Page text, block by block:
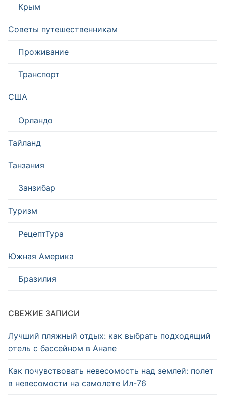
Крым
Советы путешественникам
Проживание
Транспорт
США
Орландо
Тайланд
Танзания
Занзибар
Туризм
РецептТура
Южная Америка
Бразилия
СВЕЖИЕ ЗАПИСИ
Лучший пляжный отдых: как выбрать подходящий
отель с бассейном в Анапе
Как почувствовать невесомость над землей: полет
в невесомости на самолете Ил-76